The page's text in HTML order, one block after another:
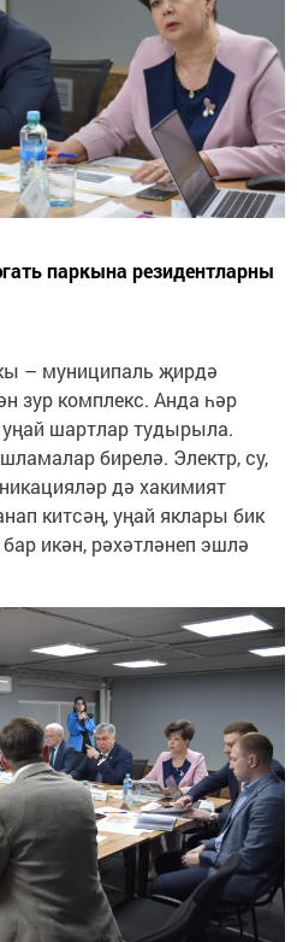
паркына резидентларны
– муниципаль җирдә
зур комплекс. Анда һәр
шартлар тудырыла.
бирелә. Электр, су,
дә хакимият
китсәң, уңай яклары бик
икән, рәхәтләнеп эшлә